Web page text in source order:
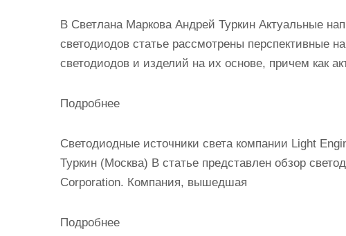
В Светлана Маркова Андрей Туркин Актуальные
светодиодов статье рассмотрены перспективные
светодиодов и изделий на их основе, причем как
Подробнее
Светодиодные источники света компании Light
Туркин (Москва) В статье представлен обзор
Corporation. Компания, вышедшая
Подробнее